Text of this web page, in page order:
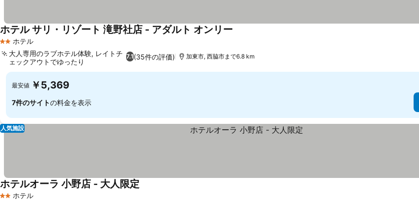
2 ホテルのランク
ホテル
ホテル サリ・リゾート 滝野社店 - アダルト オンリー
7.1(35件の評価)
大人専用のラブホテル体験, レイトチ
ェックアウトでゆったり
加東市, 西脇市まで6.8 km
最安値 ￥5,369
7件のサイトの料金を表示
人気施設
2 ホテルのランク
ホテル
ホテルオーラ 小野店 - 大人限定料金を表示